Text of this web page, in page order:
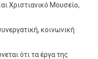
Χριστιανικό Μουσείο,
κοινωνική
ότι τα έργα της